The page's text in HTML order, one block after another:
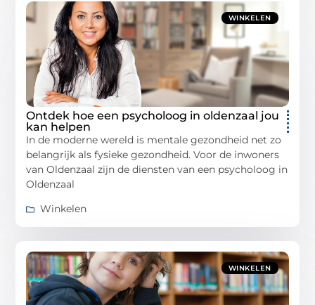
WINKELEN
Ontdek hoe een psycholoog in oldenzaal jou
kan helpen
In de moderne wereld is mentale gezondheid net zo
belangrijk als fysieke gezondheid. Voor de inwoners
van Oldenzaal zijn de diensten van een psycholoog in
Oldenzaal
Winkelen
WINKELEN